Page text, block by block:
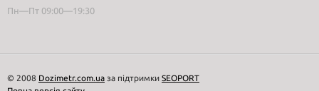
Пн—Пт 09:00—19:30
© 2008 Dozimetr.com.ua за підтримки SEOPORT